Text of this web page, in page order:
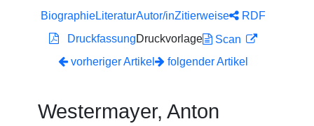
BiographieLiteraturAutor/inZitierweise
RDF
DruckfassungDruckvorlage
Scan
vorheriger Artikel
folgender Artikel
Westermayer, Anton